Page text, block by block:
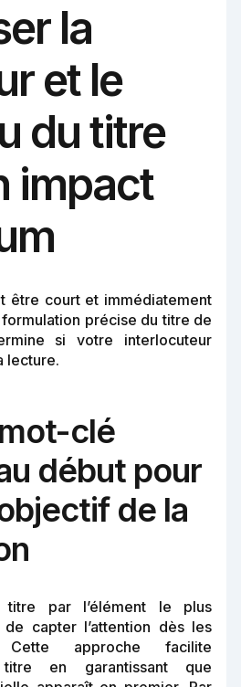
la
et le
du titre
impact
être court et immédiatement
précise du titre de
si votre interlocuteur
lecture.
clé
début pour
de la
titre par l’élément le plus
capter l’attention dès les
approche facilite
titre en garantissant que